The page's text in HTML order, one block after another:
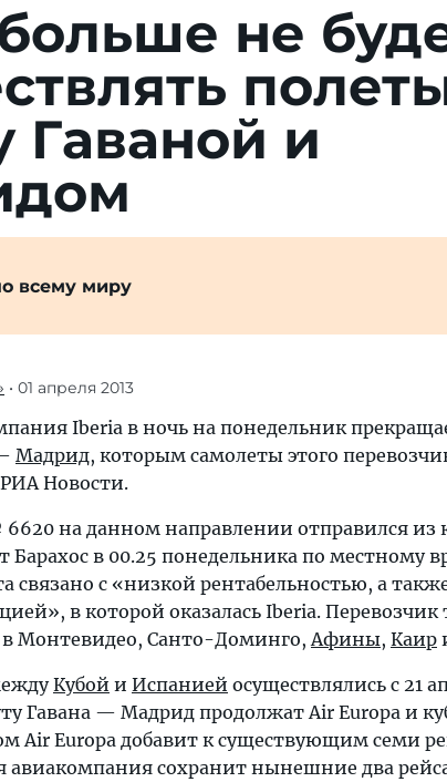
не
Гаваной и
всему миру
• 01 апреля 2013
Iberia в ночь на понедельник
Мадрид, которым самолеты этого
Новости.
на данном направлении отправился из
Барахос в 00.25 понедельника по местному
связано с «низкой рентабельностью, а
в которой оказалась Iberia. Перевозчик
в Монтевидео, Санто-Доминго,Афины, Каир
Кубой и Испанией осуществлялись с 21
Гавана — Мадрид продолжат Air Europa и
Air Europa добавит к существующим семи
авиакомпания сохранит нынешние два